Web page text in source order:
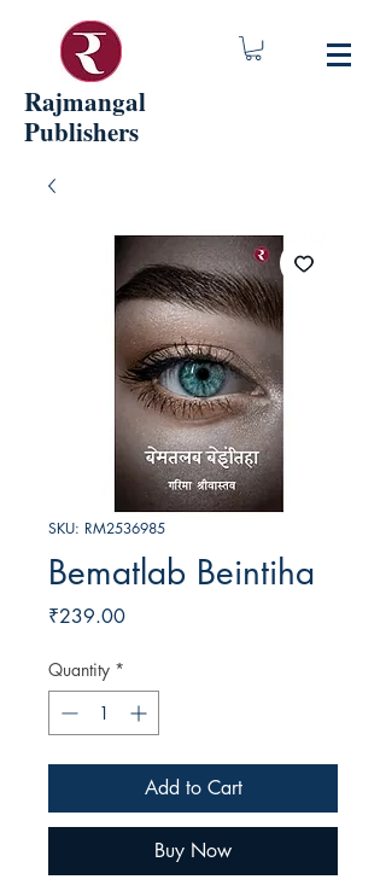
Rajmangal
Publishers
SKU: RM2536985
Bematlab Beintiha
₹239.00Price
Quantity *
Add to Cart
Buy Now